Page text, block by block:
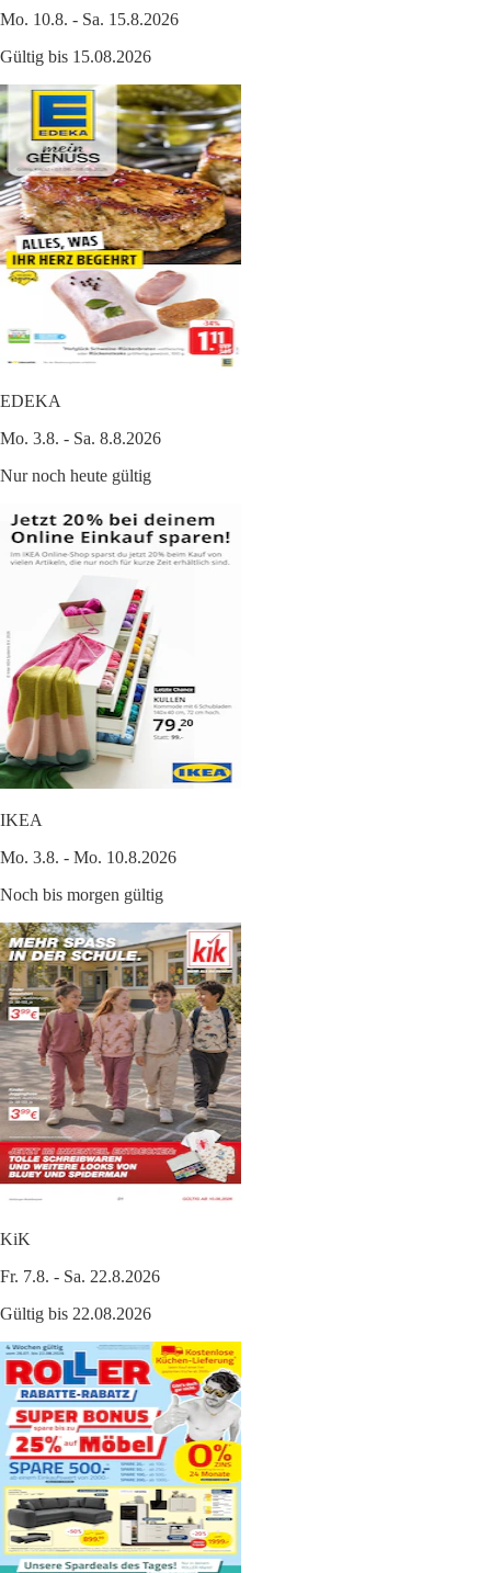
Mo. 10.8. - Sa. 15.8.2026
Gültig bis 15.08.2026
EDEKA
Mo. 3.8. - Sa. 8.8.2026
Nur noch heute gültig
IKEA
Mo. 3.8. - Mo. 10.8.2026
Noch bis morgen gültig
KiK
Fr. 7.8. - Sa. 22.8.2026
Gültig bis 22.08.2026